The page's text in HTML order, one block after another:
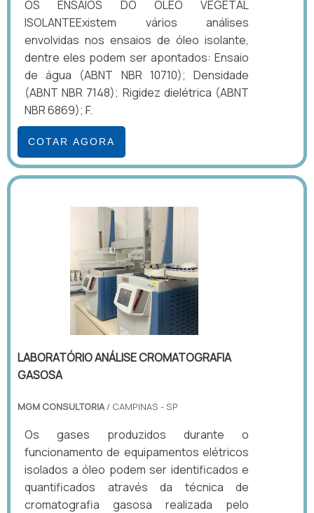
OS ENSAIOS DO ÓLEO VEGETAL
ISOLANTEExistem vários análises
envolvidas nos ensaios de óleo isolante,
dentre eles podem ser apontados: Ensaio
de água (ABNT NBR 10710); Densidade
(ABNT NBR 7148); Rigidez dielétrica (ABNT
NBR 6869); F.
COTAR AGORA
LABORATÓRIO ANÁLISE CROMATOGRAFIA
GASOSA
MGM CONSULTORIA/ CAMPINAS - SP
Os gases produzidos durante o
funcionamento de equipamentos elétricos
isolados a óleo podem ser identificados e
quantificados através da técnica de
cromatografia gasosa realizada pelo